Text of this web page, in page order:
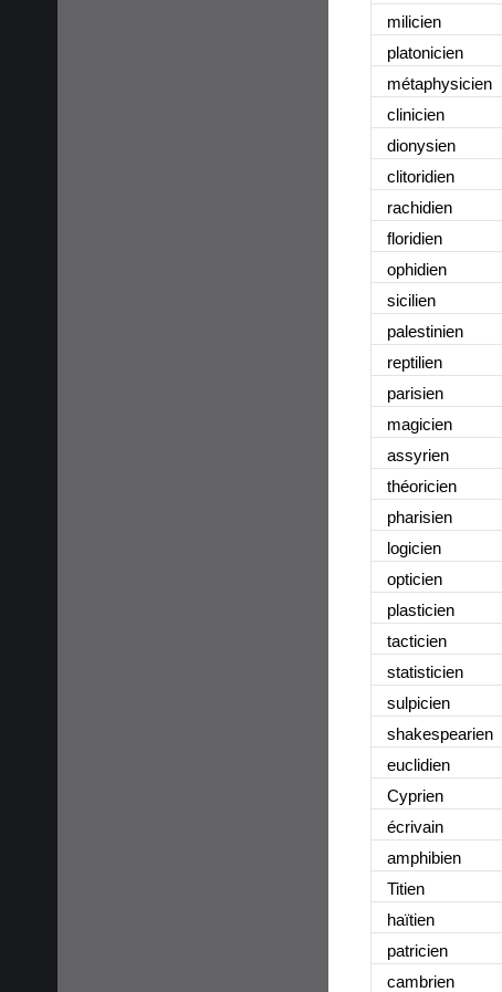
milicien
platonicien
métaphysicien
clinicien
dionysien
clitoridien
rachidien
floridien
ophidien
sicilien
palestinien
reptilien
parisien
magicien
assyrien
théoricien
pharisien
logicien
opticien
plasticien
tacticien
statisticien
sulpicien
shakespearien
euclidien
Cyprien
écrivain
amphibien
Titien
haïtien
patricien
cambrien